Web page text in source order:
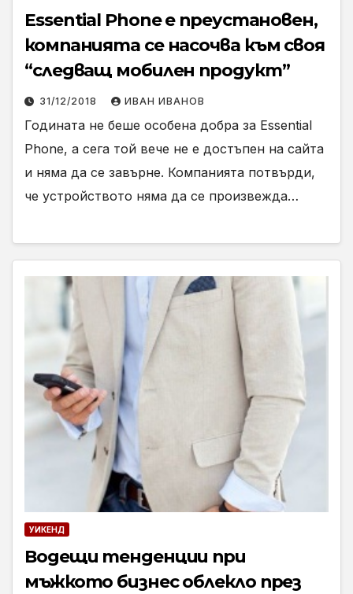
Essential Phone е преустановен,
компанията се насочва към своя
“следващ мобилен продукт”
31/12/2018 ИВАН ИВАНОВ
Годината не беше особена добра за Essential
Phone, а сега той вече не е достъпен на сайта
и няма да се завърне. Компанията потвърди,
че устройството няма да се произвежда…
УИКЕНД
Водещи тенденции при
мъжкото бизнес облекло през